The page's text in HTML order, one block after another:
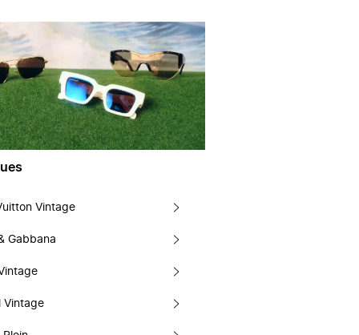
Vintage
Gabbana
Vintage